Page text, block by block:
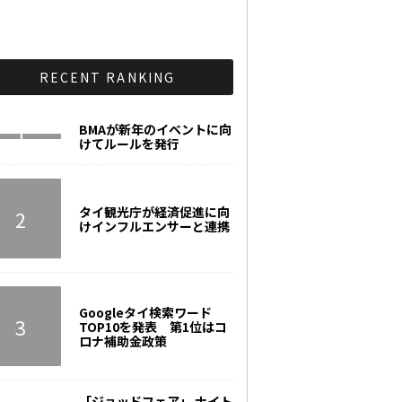
RECENT RANKING
BMAが新年のイベントに向
けてルールを発行
タイ観光庁が経済促進に向
けインフルエンサーと連携
Googleタイ検索ワード
TOP10を発表 第1位はコ
ロナ補助金政策